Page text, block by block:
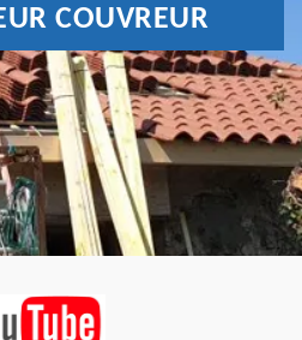
COUVREUR